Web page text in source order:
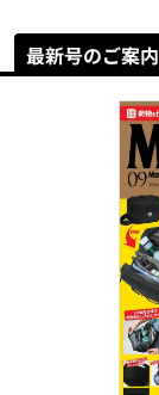
最新号のご案内